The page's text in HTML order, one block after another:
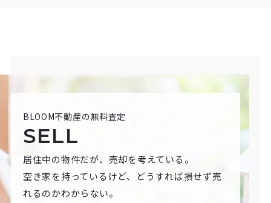
BLOOM不動産の無料査定
SELL
居住中の物件だが、売却を考えている。
空き家を持っているけど、どうすれば損せず売
れるのかわからない。